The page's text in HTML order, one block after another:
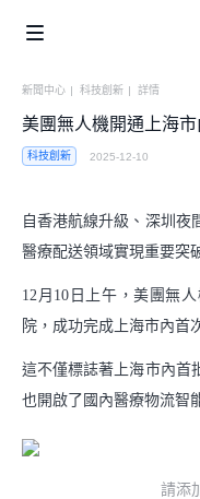
企業社會責任
便利用戶生活
騎手關懷與發展
產業
助力市場繁榮
美團公益
美團鄉村兒童操場
美團公益基金會
青山科技基金
信息公開
騎手保障
商家生態
食品安全
算法公開
新聞中心 | 科技創新 | 詳情
美團無人機開通上海
科技創新 2025-12-10
自香港航線升級、深圳夜
醫療配送領域實現重要突
12月10日上午，美團無
院，成功完成上海市內首
這不僅標誌著上海市內首
也開啟了國內醫療物流智
請添